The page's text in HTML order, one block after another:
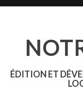
ÉDITION ET